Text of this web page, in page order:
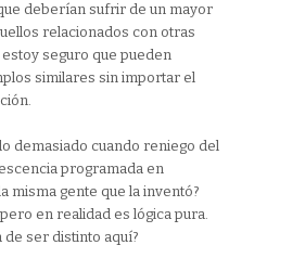
deberían sufrir de un mayor
relacionados con otras
seguro que pueden
similares sin importar el
demasiado cuando reniego del
programada en
misma gente que la inventó?
en realidad es lógica pura.
de ser distinto aquí?